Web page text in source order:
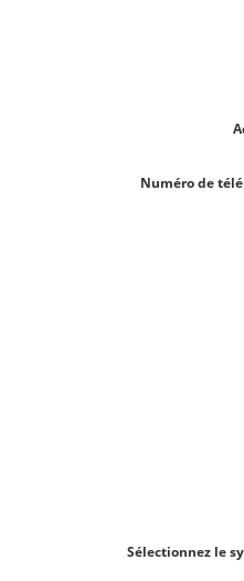
Numéro de
Sélectionnez le